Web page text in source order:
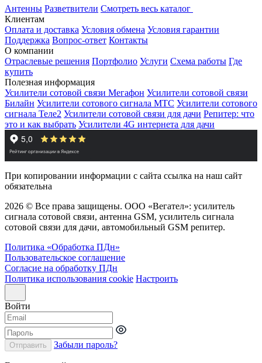
Антенны Разветвители Смотреть весь каталог
Клиентам
Оплата и доставка Условия обмена Условия гарантии
Поддержка Вопрос-ответ Контакты
О компании
Отраслевые решения Портфолио Услуги Схема работы Где
купить
Полезная информация
Усилители сотовой связи Мегафон Усилители сотовой связи
Билайн Усилители сотового сигнала МТС Усилители сотового
сигнала Теле2 Усилители сотовой связи для дачи Репитер: что
это и как выбрать Усилители 4G интернета для дачи
При копировании информации с сайта ссылка на наш сайт
обязательна
2026 © Все права защищены. ООО «Вегател»: усилитель
сигнала сотовой связи, антенна GSM, усилитель сигнала
сотовой связи для дачи, автомобильный GSM репитер.
Политика «Обработка ПДн»
Пользовательское соглашение
Согласие на обработку ПДн
Политика использования cookie Настроить
Войти
Отправить Забыли пароль?